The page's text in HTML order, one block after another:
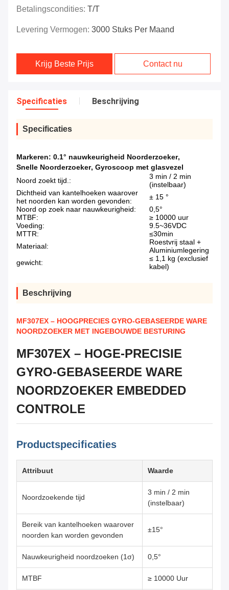
Betalingscondities: T/T
Levering Vermogen: 3000 Stuks Per Maand
Krijg Beste Prijs Contact nu
Specificaties Beschrijving
Specificaties
Markeren: 0.1° nauwkeurigheid Noorderzoeker,
Snelle Noorderzoeker, Gyroscoop met glasvezel
Noord zoekt tijd.:
3 min / 2 min
(instelbaar)
Dichtheid van kantelhoeken waarover
het noorden kan worden gevonden:
± 15 °
Noord op zoek naar nauwkeurigheid:
0,5°
MTBF:
≥ 10000 uur
Voeding:
9.5~36VDC
MTTR:
≤30min
Materiaal:
Roestvrij staal +
Aluminiumlegering
gewicht:
≤ 1,1 kg (exclusief
kabel)
Beschrijving
MF307EX – HOOGPRECIES GYRO-GEBASEERDE WARE
NOORDZOEKER MET INGEBOUWDE BESTURING
MF307EX – HOGE-PRECISIE
GYRO-GEBASEERDE WARE
NOORDZOEKER EMBEDDED
CONTROLE
Productspecificaties
Attribuut Waarde
Noordzoekende tijd
3 min / 2 min
(instelbaar)
Bereik van kantelhoeken waarover
noorden kan worden gevonden
±15°
Nauwkeurigheid noordzoeken (1σ) 0,5°
MTBF ≥ 10000 Uur